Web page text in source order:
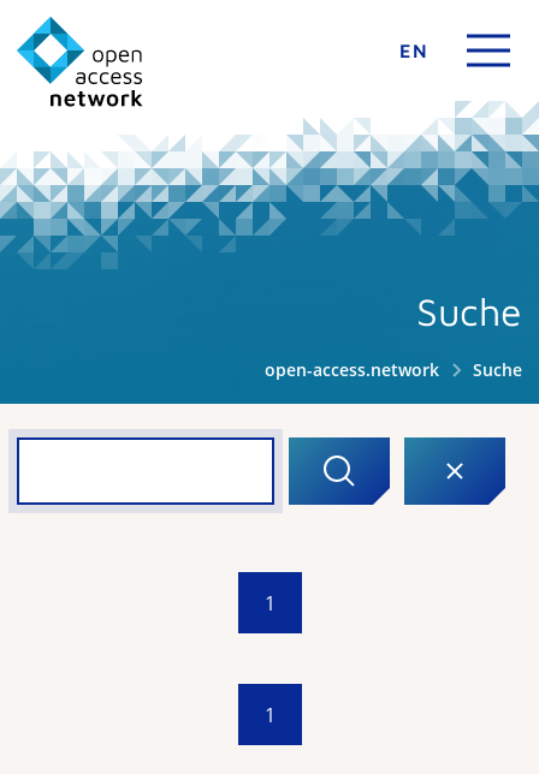
EN
Suche
open-access.network Suche
1
1